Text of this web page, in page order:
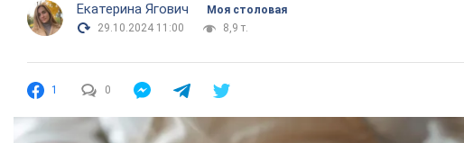
Екатерина Ягович
Моя столовая
29.10.2024 11:00
8,9 т.
1 0